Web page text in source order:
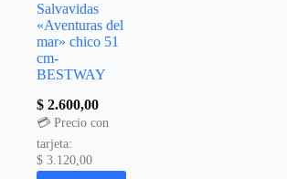
Salvavidas
«Aventuras del
mar» chico 51
cm-
BESTWAY
$ 2.600,00
💳 Precio con
tarjeta:
$ 3.120,00